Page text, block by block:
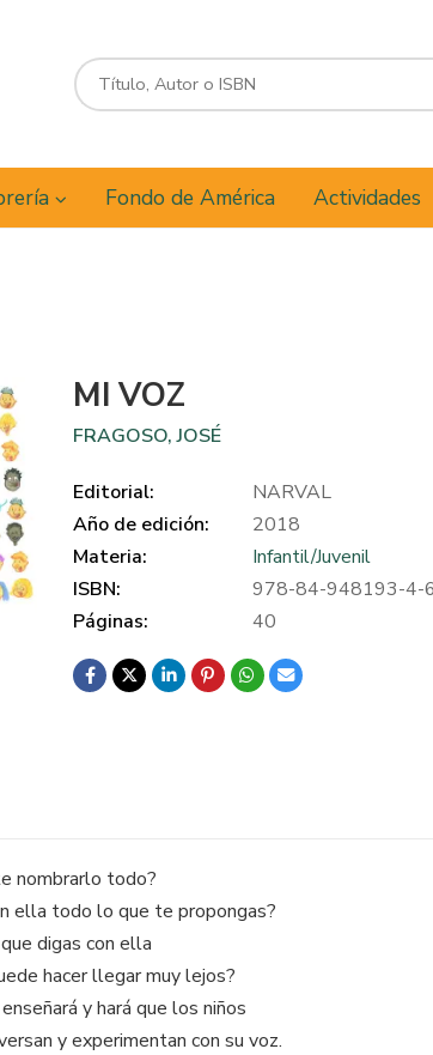
Fondo de América Actividades
MI VOZ
FRAGOSO, JOSÉ
Editorial:
NARVAL
Año de edición:
2018
Materia:
Infantil/Juvenil
ISBN:
978-84-948193-4-6
Páginas:
40
nombrarlo todo?
ella todo lo que te propongas?
digas con ella
hacer llegar muy lejos?
y hará que los niños
y experimentan con su voz.